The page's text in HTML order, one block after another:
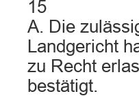
15
A. Die
Landgericht
zu Recht
bestätigt.